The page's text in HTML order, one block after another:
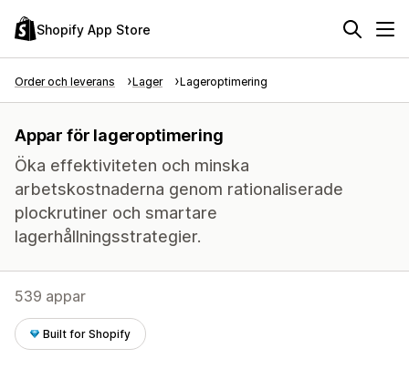
Shopify App Store
Order och leverans Lager Lageroptimering
Appar för lageroptimering
Öka effektiviteten och minska
arbetskostnaderna genom rationaliserade
plockrutiner och smartare
lagerhållningsstrategier.
539 appar
Built for Shopify